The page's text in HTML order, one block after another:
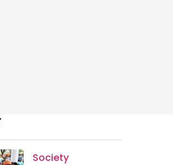
Society